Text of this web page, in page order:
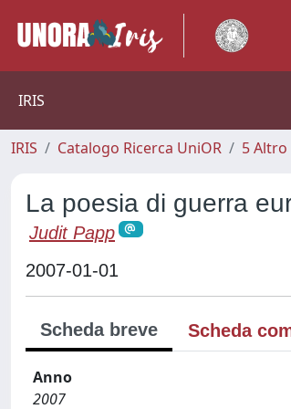
IRIS
IRIS Catalogo Ricerca UniOR 5 Altro
La poesia di guerra
Judit Papp
2007-01-01
Scheda breve Scheda
Anno
2007